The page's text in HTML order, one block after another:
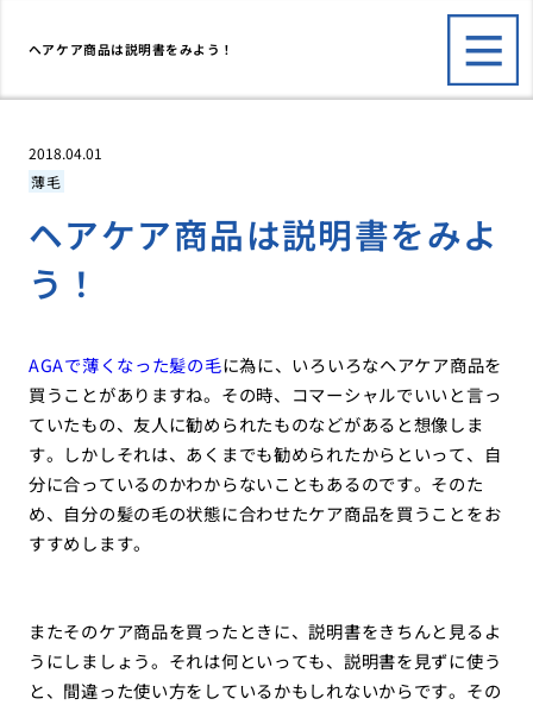
ヘアケア商品は説明書をみよう！
2018.04.01
薄毛
ヘアケア商品は説明書をみよ
う！
AGAで薄くなった髪の毛に為に、いろいろなヘアケア商品を
買うことがありますね。その時、コマーシャルでいいと言っ
ていたもの、友人に勧められたものなどがあると想像しま
す。しかしそれは、あくまでも勧められたからといって、自
分に合っているのかわからないこともあるのです。そのた
め、自分の髪の毛の状態に合わせたケア商品を買うことをお
すすめします。
またそのケア商品を買ったときに、説明書をきちんと見るよ
うにしましょう。それは何といっても、説明書を見ずに使う
と、間違った使い方をしているかもしれないからです。その